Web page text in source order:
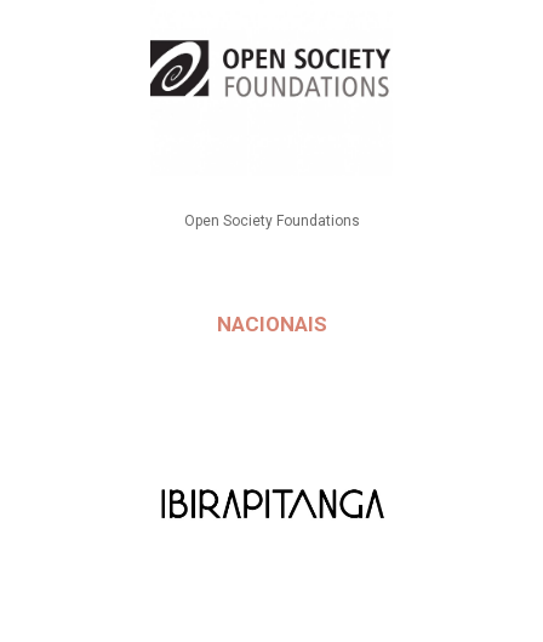
Open Society Foundations
NACIONAIS